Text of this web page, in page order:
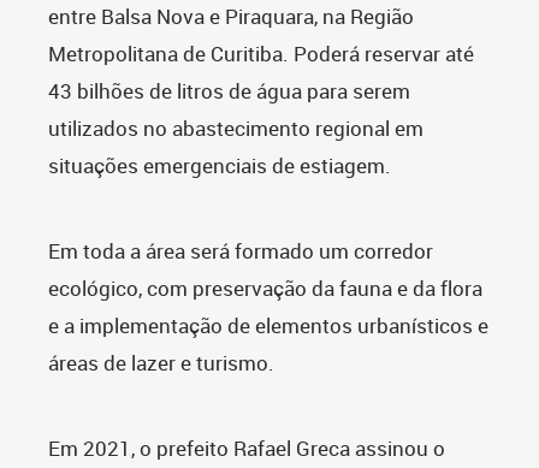
entre Balsa Nova e Piraquara, na Região
Metropolitana de Curitiba. Poderá reservar até
43 bilhões de litros de água para serem
utilizados no abastecimento regional em
situações emergenciais de estiagem.
Em toda a área será formado um corredor
ecológico, com preservação da fauna e da flora
e a implementação de elementos urbanísticos e
áreas de lazer e turismo.
Em 2021, o prefeito Rafael Greca assinou o